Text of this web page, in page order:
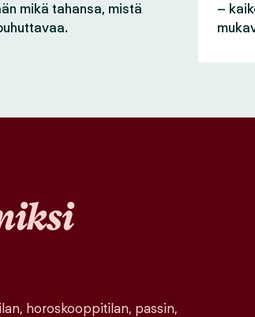
mikä tahansa, mistä
–
horoskooppitilan, passin,